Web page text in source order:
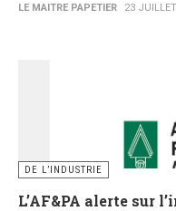
LE MAITRE PAPETIER 23
DE L’INDUSTRIE
L’AF&PA alerte sur